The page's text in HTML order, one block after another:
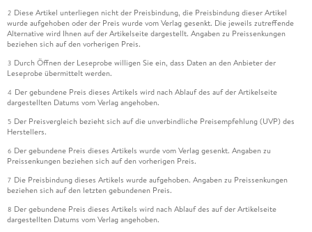
2 Diese Artikel unterliegen nicht der Preisbindung, die Preisbindung dieser Artikel
wurde aufgehoben oder der Preis wurde vom Verlag gesenkt. Die jeweils zutreffende
Alternative wird Ihnen auf der Artikelseite dargestellt. Angaben zu Preissenkungen
beziehen sich auf den vorherigen Preis.
3 Durch Öffnen der Leseprobe willigen Sie ein, dass Daten an den Anbieter der
Leseprobe übermittelt werden.
4 Der gebundene Preis dieses Artikels wird nach Ablauf des auf der Artikelseite
dargestellten Datums vom Verlag angehoben.
5 Der Preisvergleich bezieht sich auf die unverbindliche Preisempfehlung (UVP) des
Herstellers.
6 Der gebundene Preis dieses Artikels wurde vom Verlag gesenkt. Angaben zu
Preissenkungen beziehen sich auf den vorherigen Preis.
7 Die Preisbindung dieses Artikels wurde aufgehoben. Angaben zu Preissenkungen
beziehen sich auf den letzten gebundenen Preis.
8 Der gebundene Preis dieses Artikels wird nach Ablauf des auf der Artikelseite
dargestellten Datums vom Verlag angehoben.